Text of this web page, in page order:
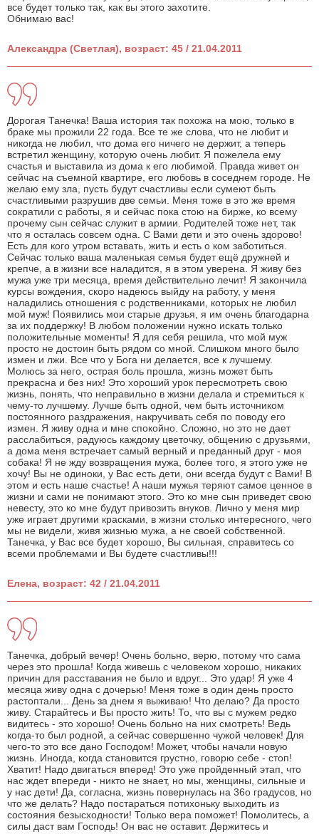
все будет только так, как вы этого захотите.
Обнимаю вас!
Александра (Светлая), возраст: 45 / 21.04.2011
Дорогая Танечка! Ваша история так похожа на мою, только в
браке мы прожили 22 года. Все те же слова, что не любит и
никогда не любил, что дома его ничего не держит, а теперь
встретил женщину, которую очень любит. Я пожелела ему
счастья и выставила из дома к его любимой. Правда живет он
сейчас на съемной квартире, его любовь в соседнем городе. Не
желаю ему зла, пусть будут счастливы если сумеют быть
счастливыми разрушив две семьи. Меня тоже в это же время
сократили с работы, я и сейчас пока стою на бирже, ко всему
прочему сын сейчас служит в армии. Родителей тоже нет, так
что я осталась совсем одна. С Вами дети и это очень здорово!
Есть для кого утром вставать, жить и есть о ком заботиться.
Сейчас только ваша маленькая семья будет ещё дружней и
крепче, а в жизни все наладится, я в этом уверена. Я живу без
мужа уже три месяца, время действительно лечит! Я закончила
курсы вождения, скоро надеюсь выйду на работу, у меня
наладились отношения с родственниками, которых не любил
мой муж! Появились мои старые друзья, я им очень благодарна
за их поддержку! В любом положении нужно искать только
положительные моменты! Я для себя решила, что мой муж
просто не достоин быть рядом со мной. Слишком много было
измен и лжи. Все что у Бога ни делается, все к лучшему.
Молюсь за него, острая боль прошла, жизнь может быть
прекрасна и без них! Это хороший урок пересмотреть свою
жизнь, понять, что неправильно в жизни делала и стремиться к
чему-то лучшему. Лучше быть одной, чем быть источником
постоянного раздражения, накручивать себя по поводу его
измен. Я живу одна и мне спокойно. Сложно, но это не дает
расслабиться, радуюсь каждому цветочку, общению с друзьями,
а дома меня встречает самый верный и преданный друг - моя
собака! Я не жду возвращения мужа, более того, я этого уже не
хочу! Вы не одиноки, у Вас есть дети, они всегда будут с Вами! В
этом и есть наше счастье! А наши мужья теряют самое ценное в
жизни и сами не понимают этого. Это ко мне сын приведет свою
невесту, это ко мне будут привозить внуков. Лично у меня мир
уже играет другими красками, в жизни столько интересного, чего
мы не видели, живя жизнью мужа, а не своей собственной.
Танечка, у Вас все будет хорошо, Вы сильная, справитесь со
всеми проблемами и Вы будете счастливы!!!
Елена, возраст: 42 / 21.04.2011
Танечка, добрый вечер! Очень больно, верю, потому что сама
через это прошла! Когда живешь с человеком хорошо, никаких
причин для расставания не было и вдруг... Это удар! Я уже 4
месяца живу одна с дочерью! Меня тоже в один день просто
растоптали... День за днем я выживаю! Что делаю? Да просто
живу. Старайтесь и Вы просто жить! То, что вы с мужем редко
видитесь - это хорошо! Очень больно на них смотреть! Ведь
когда-то был родной, а сейчас совершенно чужой человек! Для
чего-то это все дано Господом! Может, чтобы начали новую
жизнь. Иногда, когда становится грустно, говорю себе - стоп!
Хватит! Надо двигаться вперед! Это уже пройденный этап, что
нас ждет впереди - никто не знает, но мы, женщины, сильные и
у нас дети! Да, согласна, жизнь повернулась на 36о градусов, но
что же делать? Надо постараться потихоньку выходить из
состояния безысходности! Только вера поможет! Помолитесь, а
силы даст вам Господь! Он вас не оставит. Держитесь и